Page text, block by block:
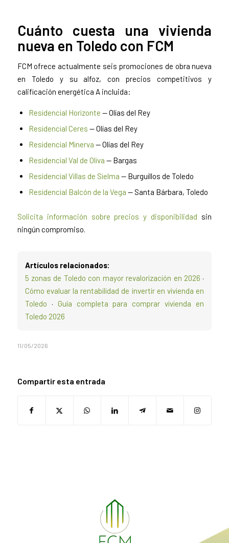
Cuánto cuesta una vivienda
nueva en Toledo con FCM
FCM ofrece actualmente seis promociones de obra nueva
en Toledo y su alfoz, con precios competitivos y
calificación energética A incluida:
Residencial Horizonte — Olías del Rey
Residencial Ceres — Olías del Rey
Residencial Minerva — Olías del Rey
Residencial Val de Oliva — Bargas
Residencial Villas de Sielma — Burguillos de Toledo
Residencial Balcón de la Vega — Santa Bárbara, Toledo
Solicita información sobre precios y disponibilidad sin
ningún compromiso.
Artículos relacionados:
5 zonas de Toledo con mayor revalorización en 2026 ·
Cómo evaluar la rentabilidad de invertir en vivienda en
Toledo · Guía completa para comprar vivienda en
Toledo 2026
11/05/2026
Compartir esta entrada